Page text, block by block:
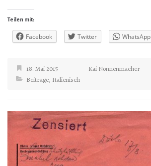
Teilen mit:
Facebook Twitter WhatsApp
18. Mai 2015
Kai Nonnenmacher
Beiträge, Italienisch